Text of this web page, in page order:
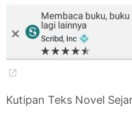
Kutipan Teks Novel